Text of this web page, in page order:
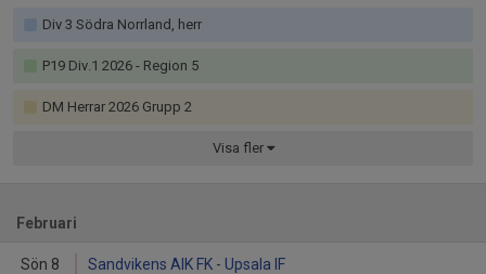
Div 3 Södra Norrland, herr
P19 Div.1 2026 - Region 5
DM Herrar 2026 Grupp 2
Visa fler
Februari
Sön 8
Sandvikens AIK FK - Upsala IF